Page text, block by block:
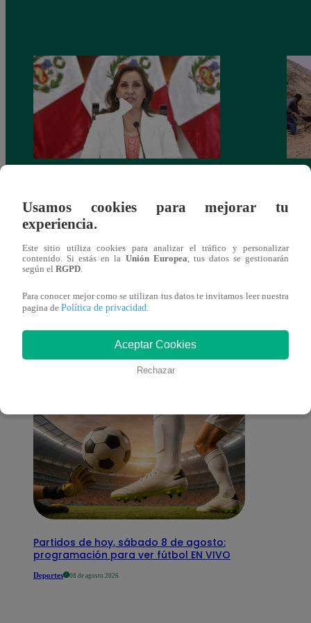
salario presidencial se aplique desde 2026
También te puede
interesar
Partidos de hoy, sábado 8 de agosto:
programación para ver fútbol EN VIVO
Deportes 08 de agosto 2026
Usamos cookies para mejorar tu
experiencia.
Este sitio utiliza cookies para analizar el tráfico y personalizar
contenido. Si estás en la Unión Europea, tus datos se gestionarán
según el RGPD.
Para conocer mejor como se utilizan tus datos te invitamos leer nuestra
pagina de Política de privacidad.
Aceptar Cookies
Rechazar